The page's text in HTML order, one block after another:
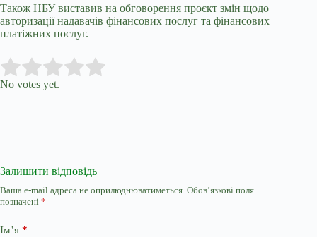
Також НБУ виставив на обговорення проєкт змін щодо
авторизації надавачів фінансових послуг та фінансових
платіжних послуг.
Rate this item:
No votes yet.
Залишити відповідь
Ваша e-mail адреса не оприлюднюватиметься. Обов’язкові поля
позначені *
Ім’я *